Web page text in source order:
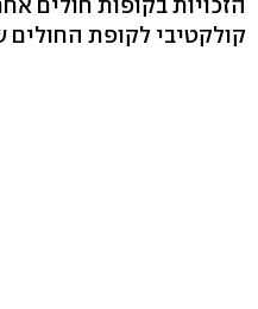
קולקטיבי לקופת